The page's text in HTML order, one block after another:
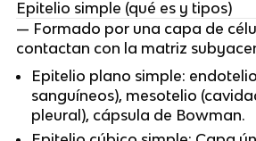
Epitelio simple (qué es y tipos)
— Formado por una capa de
contactan con la matriz
Epitelio plano simple:
sanguíneos), mesotelio
pleural), cápsula de Bowman.